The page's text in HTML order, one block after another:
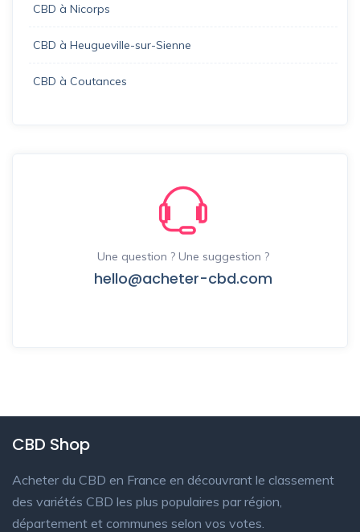
CBD à Nicorps
CBD à Heugueville-sur-Sienne
CBD à Coutances
Une question ? Une suggestion ?
hello@acheter-cbd.com
CBD Shop
Acheter du CBD en France en découvrant le classement
des variétés CBD les plus populaires par région,
département et communes selon vos votes.